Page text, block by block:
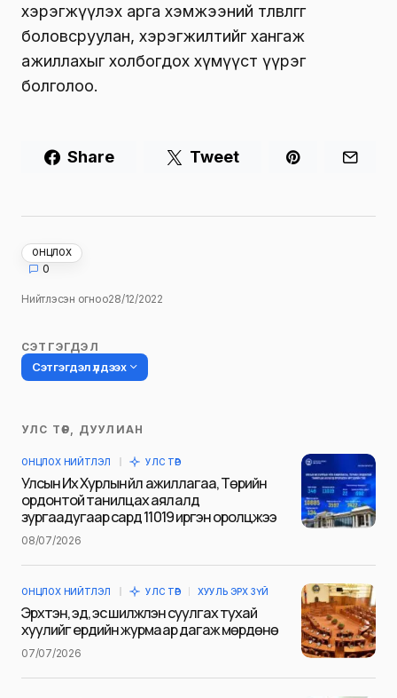
хэрэгжүүлэх арга хэмжээний төлөвлөгөөг
боловсруулан, хэрэгжилтийг хангаж
ажиллахыг холбогдох хүмүүст үүрэг
болголоо.
Share Tweet
ОНЦЛОХ
0
Нийтлэсэн огноо28/12/2022
СЭТГЭГДЭЛ
Сэтгэгдэл үлдээх
Таны имэйл хаягийг нийтлэхгүй.
тэмдэглэсэн
Сэтгэгдэл*
Name
УЛС ТӨР, ДУУЛИАН
ОНЦЛОХ НИЙТЛЭЛ УЛС ТӨР
Улсын Их Хурлын үйл ажиллагаа, Төрийн
ордонтой танилцах аялалд
зургаадугаар сард 11019 иргэн оролцжээ
08/07/2026
ОНЦЛОХ НИЙТЛЭЛ УЛС ТӨР ХУУЛЬ ЭРХ ЗҮЙ
Эрхтэн, эд, эс шилжүүлэн суулгах тухай
хуулийг ердийн журмаар дагаж мөрдөнө
07/07/2026